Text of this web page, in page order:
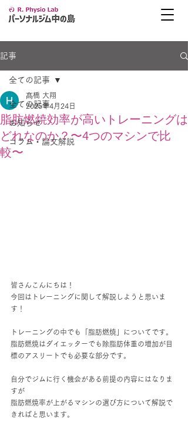
記事
全ての記事
お知らせ
コラム・論文解説
全ての記事
脂肪燃焼効率が高いトレーニングは
どれなのか？〜4つのマシンで比
較〜
髙橋 大翔
2025年4月24日
皆さんこんにちは！
今回はトレーニングに関して解説しようと思いま
す！
トレーニングの中でも「脂肪燃焼」についてです。
脂肪燃焼はダイエッターでも除脂肪体重の増加が目
標のアスリートでも必要な部分です。
自分でジムに行く機会がある前提の内容にはなりま
すが
脂肪燃焼率が上がるマシンの選び方について解説で
きればと思います。